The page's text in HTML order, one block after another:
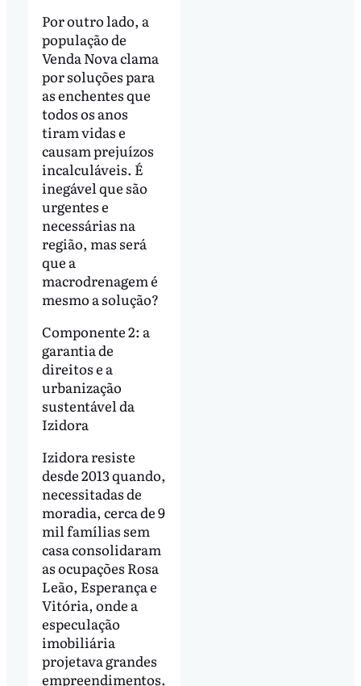
Por outro lado, a
população de
Venda Nova clama
por soluções para
as enchentes que
todos os anos
tiram vidas e
causam prejuízos
incalculáveis. É
inegável que são
urgentes e
necessárias na
região, mas será
que a
macrodrenagem é
mesmo a solução?
Componente 2: a
garantia de
direitos e a
urbanização
sustentável da
Izidora
Izidora resiste
desde 2013 quando,
necessitadas de
moradia, cerca de 9
mil famílias sem
casa consolidaram
as ocupações Rosa
Leão, Esperança e
Vitória, onde a
especulação
imobiliária
projetava grandes
empreendimentos.